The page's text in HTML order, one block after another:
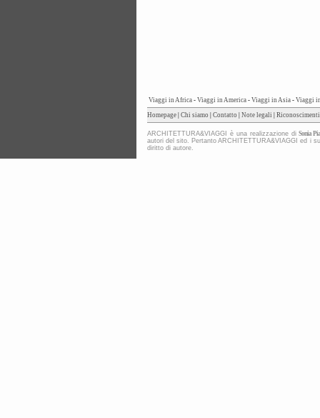
Viaggi in Africa - Viaggi in America - Viaggi in Asia - Viaggi
Homepage Chi siamo Contatto Note legali Riconoscimenti
ARCHITETTURA&VIAGGI è una realizzazione diSonia
autori del sito. Pertanto ARCHITETTURA&VIAGGI ed i
diritto di autore.